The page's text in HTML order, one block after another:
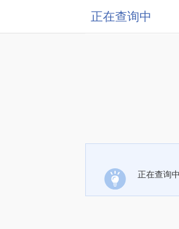
正在查询中
正在查询